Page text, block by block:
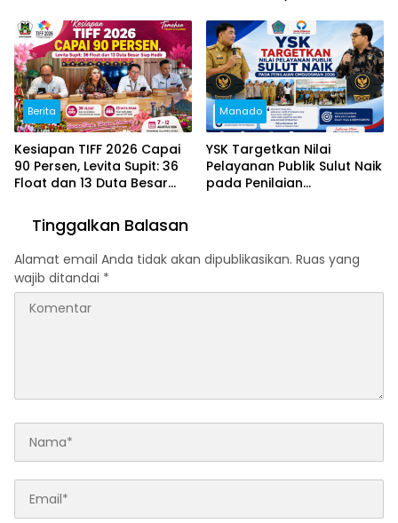
Pendidikan
Berita
Kesiapan TIFF 2026 Capai
90 Persen, Levita Supit: 36
Float dan 13 Duta Besar
Manado
YSK Targetkan Nilai
Pelayanan Publik Sulut Naik
pada Penilaian
Tinggalkan Balasan
Alamat email Anda tidak akan dipublikasikan. Ruas yang
wajib ditandai *